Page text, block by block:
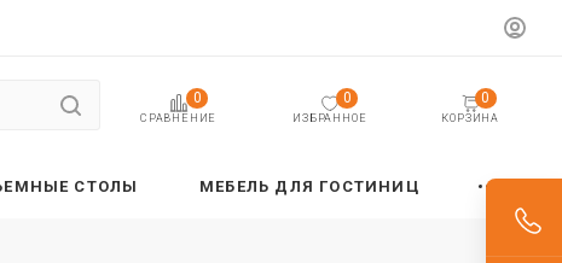
СРАВНЕНИЕ
0
ИЗБРАННОЕ
0
КОРЗИНА
0
СТОЛЫ МЕБЕЛЬ ДЛЯ ГОСТИНИЦ